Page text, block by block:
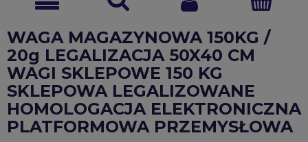
WAGA MAGAZYNOWA 150KG /
20g LEGALIZACJA 50X40 CM
WAGI SKLEPOWE 150 KG
SKLEPOWA LEGALIZOWANE
HOMOLOGACJA ELEKTRONICZNA
PLATFORMOWA PRZEMYSŁOWA